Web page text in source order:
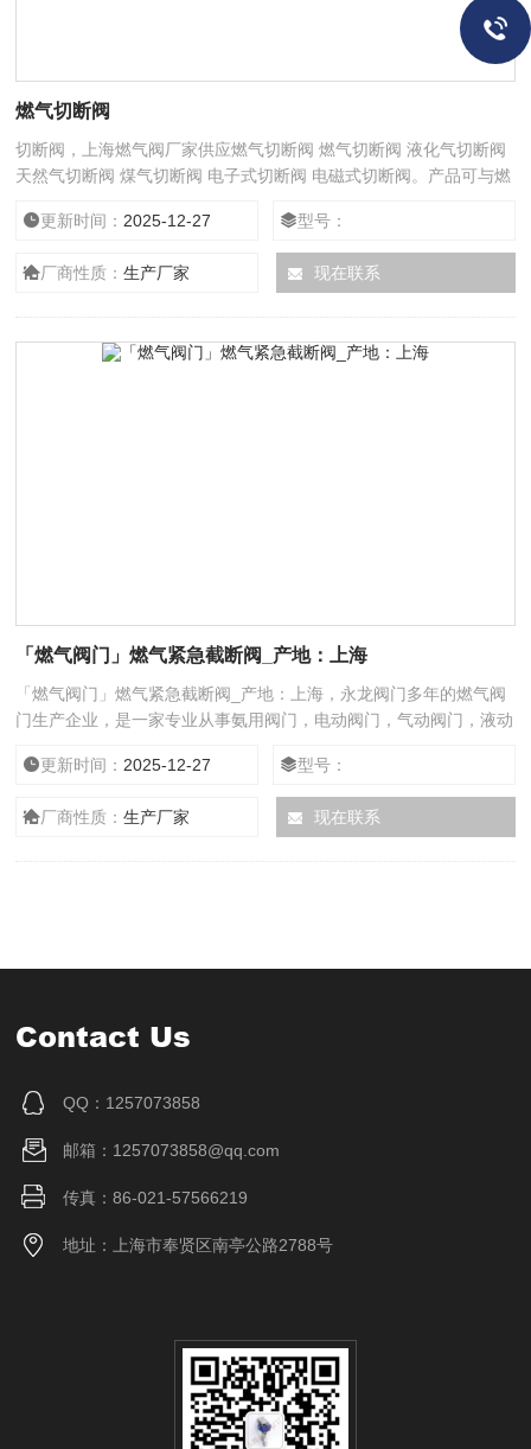
燃气切断阀
切断阀，上海燃气阀厂家供应燃气切断阀 燃气切断阀 液化气切断阀
天然气切断阀 煤气切断阀 电子式切断阀 电磁式切断阀。产品可与燃
更新时间： 2025-12-27 型号：
厂商性质：生产厂家 现在联系
「燃气阀门」燃气紧急截断阀_产地：上海
「燃气阀门」燃气紧急截断阀_产地：上海，永龙阀门多年的燃气阀
门生产企业，是一家专业从事氨用阀门，电动阀门，气动阀门，液动
产品不断引进国外技术改进产品的性能，致力打造切断阀国产化。
更新时间： 2025-12-27 型号：
厂商性质：生产厂家 现在联系
Contact Us
QQ：1257073858
邮箱：1257073858@qq.com
传真：86-021-57566219
地址：上海市奉贤区南亭公路2788号